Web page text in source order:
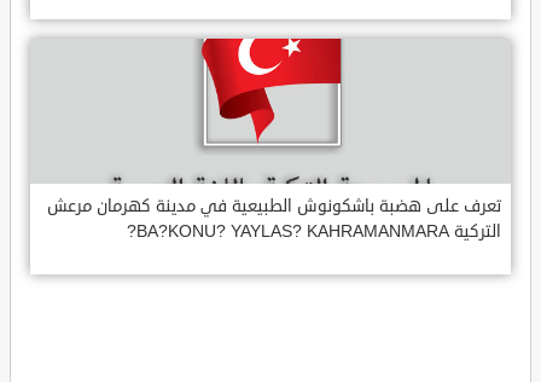
تعرف على هضبة باشكونوش الطبيعية في مدينة كهرمان مرعش
التركية BA?KONU? YAYLAS? KAHRAMANMARA?